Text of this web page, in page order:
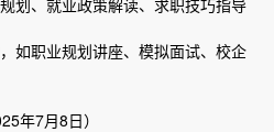
划、就业政策解读、求职技巧指导
如职业规划讲座、模拟面试、校企
年7月8日）